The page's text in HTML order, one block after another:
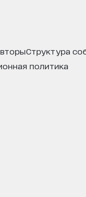
авторы
структура
политика